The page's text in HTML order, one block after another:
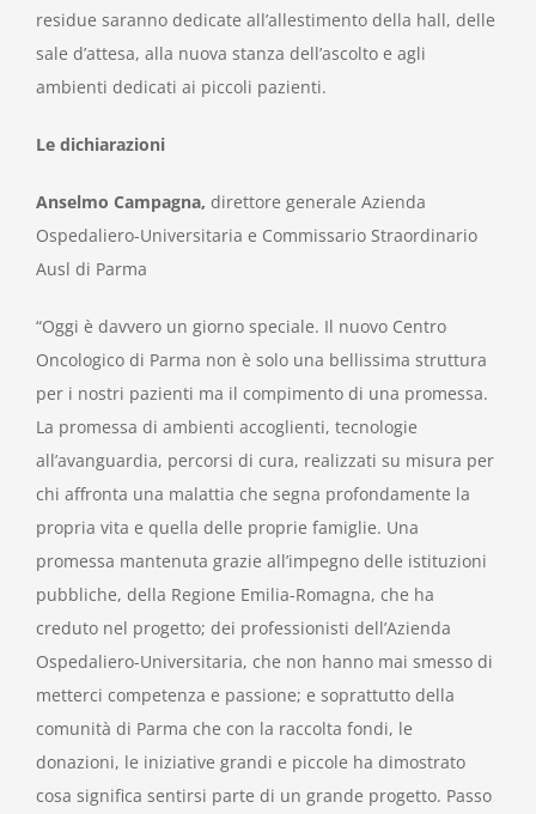
residue saranno dedicate all’allestimento della hall, delle
sale d’attesa, alla nuova stanza dell’ascolto e agli
ambienti dedicati ai piccoli pazienti.
Le dichiarazioni
Anselmo Campagna, direttore generale Azienda
Ospedaliero-Universitaria e Commissario Straordinario
Ausl di Parma
“Oggi è davvero un giorno speciale. Il nuovo Centro
Oncologico di Parma non è solo una bellissima struttura
per i nostri pazienti ma il compimento di una promessa.
La promessa di ambienti accoglienti, tecnologie
all’avanguardia, percorsi di cura, realizzati su misura per
chi affronta una malattia che segna profondamente la
propria vita e quella delle proprie famiglie. Una
promessa mantenuta grazie all’impegno delle istituzioni
pubbliche, della Regione Emilia-Romagna, che ha
creduto nel progetto; dei professionisti dell’Azienda
Ospedaliero-Universitaria, che non hanno mai smesso di
metterci competenza e passione; e soprattutto della
comunità di Parma che con la raccolta fondi, le
donazioni, le iniziative grandi e piccole ha dimostrato
cosa significa sentirsi parte di un grande progetto. Passo